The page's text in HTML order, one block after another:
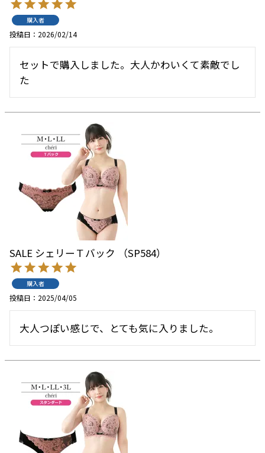
購入者
投稿日 2026/02/14
セットで購入しました。大人かわいくて素敵でし
た
SALE シェリーＴバック （SP584）
購入者
投稿日 2025/04/05
大人つぽい感じで、とても気に入りました。